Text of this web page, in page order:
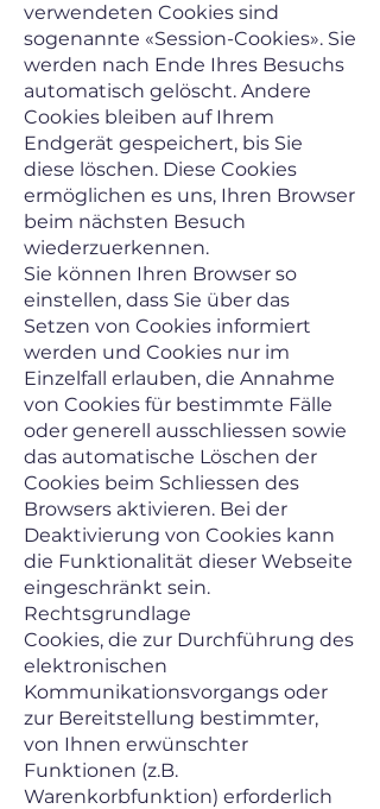
verwendeten Cookies sind
sogenannte «Session-Cookies». Sie
werden nach Ende Ihres Besuchs
automatisch gelöscht. Andere
Cookies bleiben auf Ihrem
Endgerät gespeichert, bis Sie
diese löschen. Diese Cookies
ermöglichen es uns, Ihren Browser
beim nächsten Besuch
wiederzuerkennen.
Sie können Ihren Browser so
einstellen, dass Sie über das
Setzen von Cookies informiert
werden und Cookies nur im
Einzelfall erlauben, die Annahme
von Cookies für bestimmte Fälle
oder generell ausschliessen sowie
das automatische Löschen der
Cookies beim Schliessen des
Browsers aktivieren. Bei der
Deaktivierung von Cookies kann
die Funktionalität dieser Webseite
eingeschränkt sein.
Rechtsgrundlage
Cookies, die zur Durchführung des
elektronischen
Kommunikationsvorgangs oder
zur Bereitstellung bestimmter,
von Ihnen erwünschter
Funktionen (z.B.
Warenkorbfunktion) erforderlich